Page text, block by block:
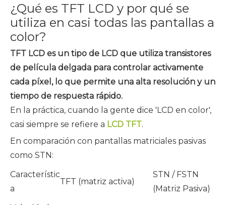
¿Qué es TFT LCD y por qué se
utiliza en casi todas las pantallas a
color?
TFT LCD es un tipo de LCD que utiliza transistores
de película delgada para controlar activamente
cada píxel, lo que permite una alta resolución y un
tiempo de respuesta rápido.
En la práctica, cuando la gente dice 'LCD en color',
casi siempre se refiere a LCD TFT.
En comparación con pantallas matriciales pasivas
como STN:
Característic
a
TFT (matriz activa)
STN / FSTN
(Matriz Pasiva)